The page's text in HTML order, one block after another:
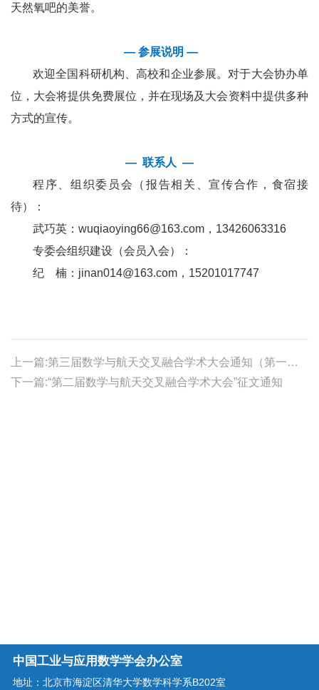
天然氧吧的美誉。
— 参展说明 —
欢迎全国科研机构、高校和企业参展。对于大会协办单
位，大会将提供免费展位，并在现场及大会资料中提供多种
方式的宣传。
— 联系人 —
程序、组织委员会（报告相关、宣传合作，食宿接
待）：
武巧英：wuqiaoying66@163.com，13426063316
专委会组织建设（会员入会）：
纪 楠：jinan014@163.com，15201017747
上一篇:第三届数学与航天交叉融合学术大会通知（第一轮）
下一篇:“第二届数学与航天交叉融合学术大会”征文通知
中国工业与应用数学学会办公室
地址：北京市海淀区清华大学数学科学系B202室